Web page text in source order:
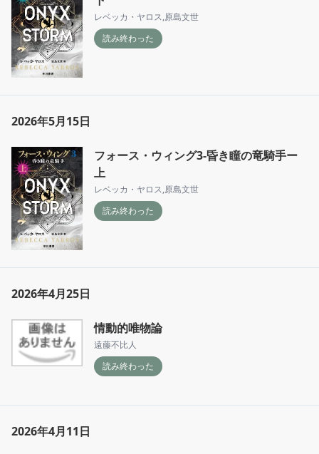
レベッカ・ヤロス,原島文世
読み終わった
2026年5月15日
フォース・ウィング3-昏き瞳の竜騎手ー
上
レベッカ・ヤロス,原島文世
読み終わった
2026年4月25日
情動的唯物論
遠藤不比人
読み終わった
2026年4月11日